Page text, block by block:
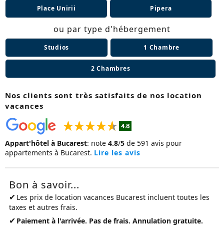
Place Unirii Pipera
ou par type d'hébergement
Studios 1 Chambre
2 Chambres
Nos clients sont très satisfaits de nos location
vacances
Appart'hôtel à Bucarest: note 4.8/5 de 591 avis pour
appartements à Bucarest. Lire les avis
Bon à savoir...
✔ Les prix de location vacances Bucarest incluent toutes les
taxes et autres frais.
✔ Paiement à l'arrivée. Pas de frais. Annulation gratuite.